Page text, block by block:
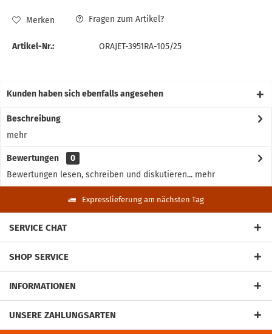
Merken Fragen zum Artikel?
Artikel-Nr.: ORAJET-3951RA-105/25
Kunden haben sich ebenfalls angesehen
Beschreibung
mehr
Bewertungen
0
Bewertungen lesen, schreiben und diskutieren... mehr
Expresslieferung am nächsten Tag
SERVICE CHAT
SHOP SERVICE
INFORMATIONEN
UNSERE ZAHLUNGSARTEN